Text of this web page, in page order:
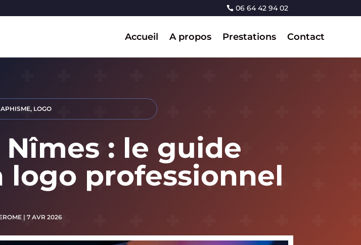
06 64 42 94 02
Accueil A propos Prestations Contact
, LOGO
: le guide
professionnel
| 7 AVR 2026